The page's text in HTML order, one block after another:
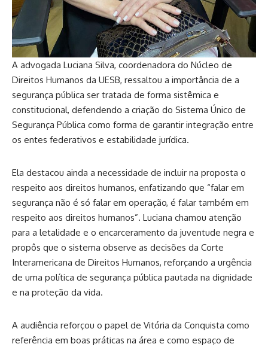
A advogada Luciana Silva, coordenadora do Núcleo de
Direitos Humanos da UESB, ressaltou a importância de a
segurança pública ser tratada de forma sistêmica e
constitucional, defendendo a criação do Sistema Único de
Segurança Pública como forma de garantir integração entre
os entes federativos e estabilidade jurídica.
Ela destacou ainda a necessidade de incluir na proposta o
respeito aos direitos humanos, enfatizando que “falar em
segurança não é só falar em operação, é falar também em
respeito aos direitos humanos”. Luciana chamou atenção
para a letalidade e o encarceramento da juventude negra e
propôs que o sistema observe as decisões da Corte
Interamericana de Direitos Humanos, reforçando a urgência
de uma política de segurança pública pautada na dignidade
e na proteção da vida.
A audiência reforçou o papel de Vitória da Conquista como
referência em boas práticas na área e como espaço de